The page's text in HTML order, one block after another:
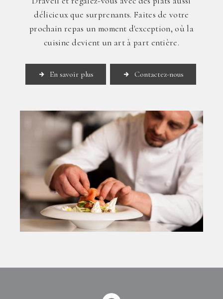
délicieux que surprenants. Faites de votre
prochain repas un moment d'exception, où la
cuisine devient un art à part entière.
En savoir plus Contactez-nous